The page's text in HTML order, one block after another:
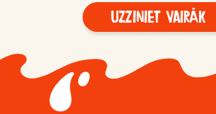
Uzziniet vairāk